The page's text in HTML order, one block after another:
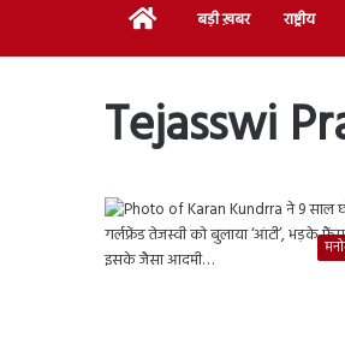
Home बड़ी ख़बर राष्ट्रीय
Tejasswi